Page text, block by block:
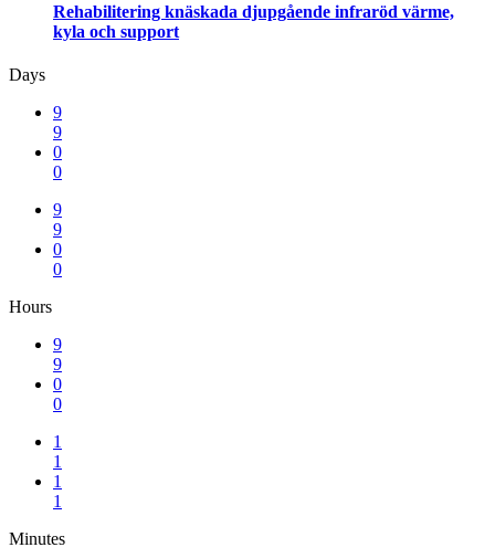
Rehabilitering knäskada djupgående infraröd värme,
kyla och support
Days
9
9
0
0
9
9
0
0
Hours
9
9
0
0
1
1
1
1
Minutes